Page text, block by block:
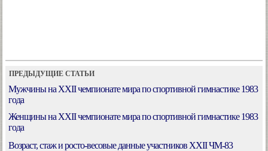
ПРЕДЫДУЩИЕ СТАТЬИ
Мужчины на XXII чемпионате мира по спортивной гимнастике 1983
года
Женщины на XXII чемпионате мира по спортивной гимнастике 1983
года
Возраст, стаж и росто-весовые данные участников XXII ЧМ-83